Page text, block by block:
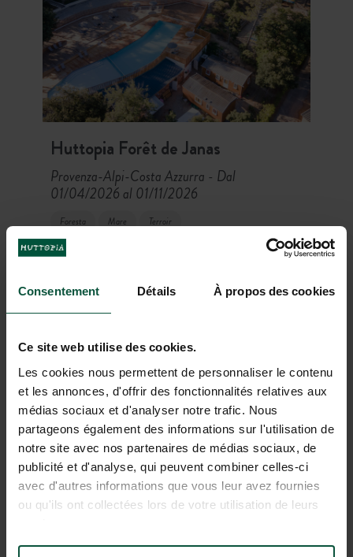
Consentement Détails À propos des cookies
Ce site web utilise des cookies.
Les cookies nous permettent de personnaliser le contenu
et les annonces, d'offrir des fonctionnalités relatives aux
médias sociaux et d'analyser notre trafic. Nous
partageons également des informations sur l'utilisation de
notre site avec nos partenaires de médias sociaux, de
publicité et d'analyse, qui peuvent combiner celles-ci
avec d'autres informations que vous leur avez fournies
ou qu'ils ont collectées lors de votre utilisation de leurs
Huttopia Forêt de Janas
Provenza-Alpi-Costa Azzurra - Dal
01/04/2026 al 01/11/2026
Foresta Mare Terroir
Accanto al Mediterraneo, tra mare e
dolce farniente assicurato presso il
Camping Huttopia Forêt de Janas.
riscaldata e belle piazzole a
prossimità delle sublimi spiagge della
vicina Costa Azzurra.
SCOPRIRE PRENOTARE